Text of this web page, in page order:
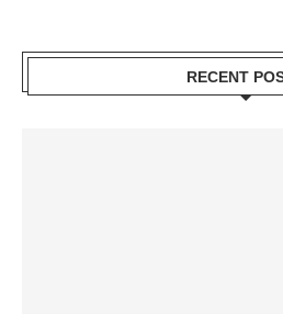
RECENT